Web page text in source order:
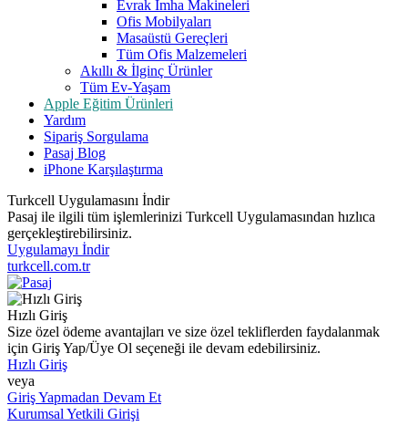
Evrak İmha Makineleri
Ofis Mobilyaları
Masaüstü Gereçleri
Tüm Ofis Malzemeleri
Akıllı & İlginç Ürünler
Tüm Ev-Yaşam
Apple Eğitim Ürünleri
Yardım
Sipariş Sorgulama
Pasaj Blog
iPhone Karşılaştırma
Turkcell Uygulamasını İndir
Pasaj ile ilgili tüm işlemlerinizi Turkcell Uygulamasından hızlıca
gerçekleştirebilirsiniz.
Uygulamayı İndir
turkcell.com.tr
Hızlı Giriş
Size özel ödeme avantajları ve size özel tekliflerden faydalanmak
için Giriş Yap/Üye Ol seçeneği ile devam edebilirsiniz.
Hızlı Giriş
veya
Giriş Yapmadan Devam Et
Kurumsal Yetkili Girişi